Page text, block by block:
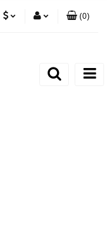
Zarejestruj się
(0)